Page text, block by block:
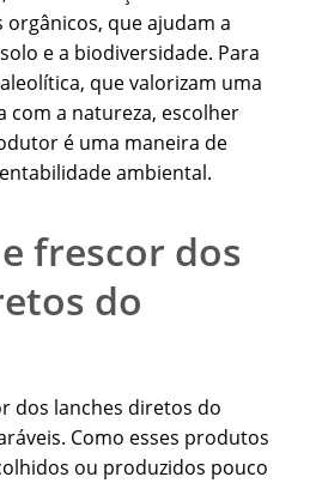
que ajudam a
e a biodiversidade. Para
que valorizam uma
com a natureza, escolher
é uma maneira de
ambiental.
frescor dos
do
dos lanches diretos do
Como esses produtos
ou produzidos pouco